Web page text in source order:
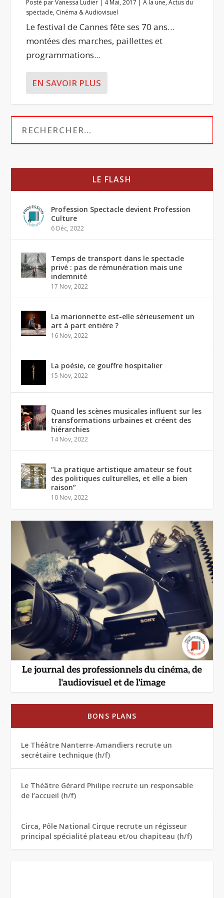
Posté parVanessa Ludier 4 Mai, 2017 |A la une,Actus du
spectacle, Cinéma & Audiovisuel
Le festival de Cannes fête ses 70 ans…
montées des marches, paillettes et
programmations...
EN SAVOIR PLUS
LE FLASH
Profession Spectacle devient Profession
Culture
6 Déc, 2022
Temps de transport dans le spectacle
privé : pas de rémunération mais une
indemnité
17 Nov, 2022
La marionnette est-elle sérieusement un
art à part entière ?
16 Nov, 2022
La poésie, ce gouffre hospitalier
15 Nov, 2022
Quand les scènes musicales influent sur les
transformations urbaines et créent des
hiérarchies
14 Nov, 2022
“La pratique artistique amateur se fout
des politiques culturelles, et elle a bien
raison”
10 Nov, 2022
BONS PLANS
Le Théâtre Nanterre-Amandiers recrute un
secrétaire technique (h/f)
Le Théâtre Gérard Philipe recrute un responsable
de l’accueil (h/f)
Circa, Pôle National Cirque recrute un régisseur
principal spécialité plateau et/ou chapiteau (h/f)